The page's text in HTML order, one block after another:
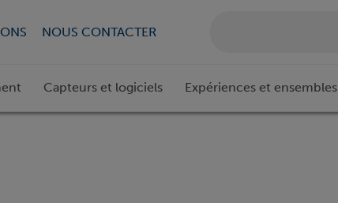
NOUS CONTACTER
Capteurs et logiciels Expériences et ensembles